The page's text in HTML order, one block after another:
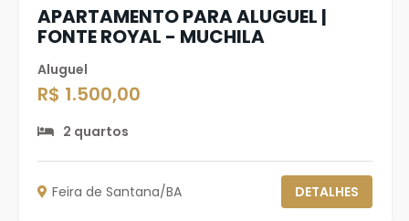
APARTAMENTO PARA ALUGUEL |
FONTE ROYAL - MUCHILA
Aluguel
R$ 1.500,00
2 quartos
Feira de Santana/BA DETALHES